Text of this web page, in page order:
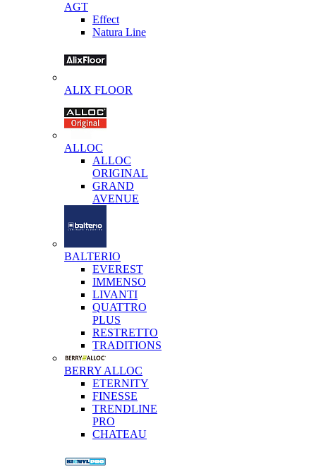
AGT
Effect
Natura Line
ALIX FLOOR
ALLOC
ALLOC
ORIGINAL
GRAND
AVENUE
BALTERIO
EVEREST
IMMENSO
LIVANTI
QUATTRO
PLUS
RESTRETTO
TRADITIONS
BERRY ALLOC
ETERNITY
FINESSE
TRENDLINE
PRO
CHATEAU